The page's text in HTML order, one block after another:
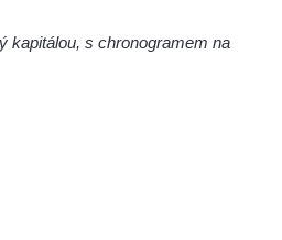
v Oseku
kapitálou, s chronogramem na